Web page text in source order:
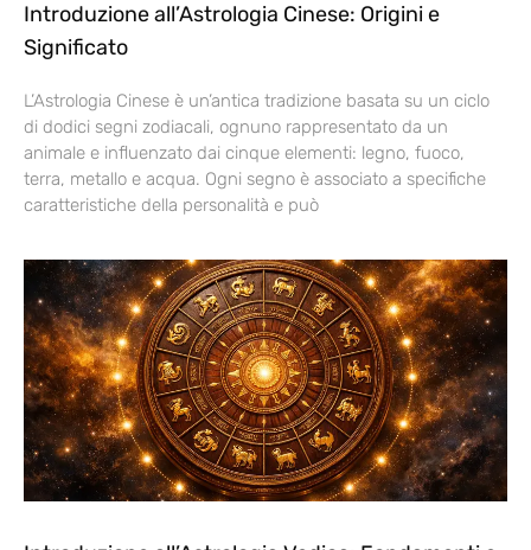
Introduzione all’Astrologia Cinese: Origini e
Significato
L’Astrologia Cinese è un’antica tradizione basata su un ciclo
di dodici segni zodiacali, ognuno rappresentato da un
animale e influenzato dai cinque elementi: legno, fuoco,
terra, metallo e acqua. Ogni segno è associato a specifiche
caratteristiche della personalità e può